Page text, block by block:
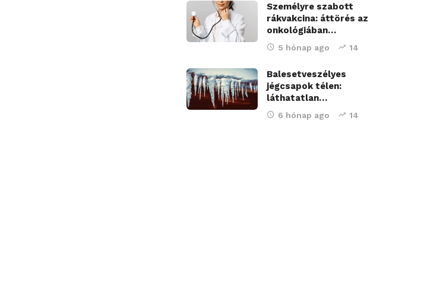
Személyre szabott
rákvakcina: áttörés az
onkológiában…
5 hónap ago 14
Balesetveszélyes
jégcsapok télen:
láthatatlan…
6 hónap ago 14